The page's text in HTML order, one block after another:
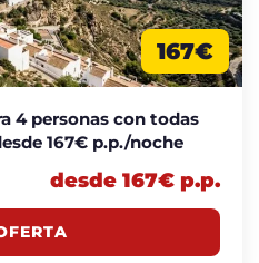
167€
4 personas con todas
167€ p.p./noche
desde 167€ p.p.